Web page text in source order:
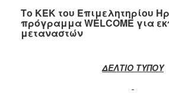
2022
2021
Το ΚΕΚ του Επιμελητηρίου
πρόγραμμα WELCOME για
μεταναστών
ΔΕΛΤΙΟ ΤΥΠΟΥ